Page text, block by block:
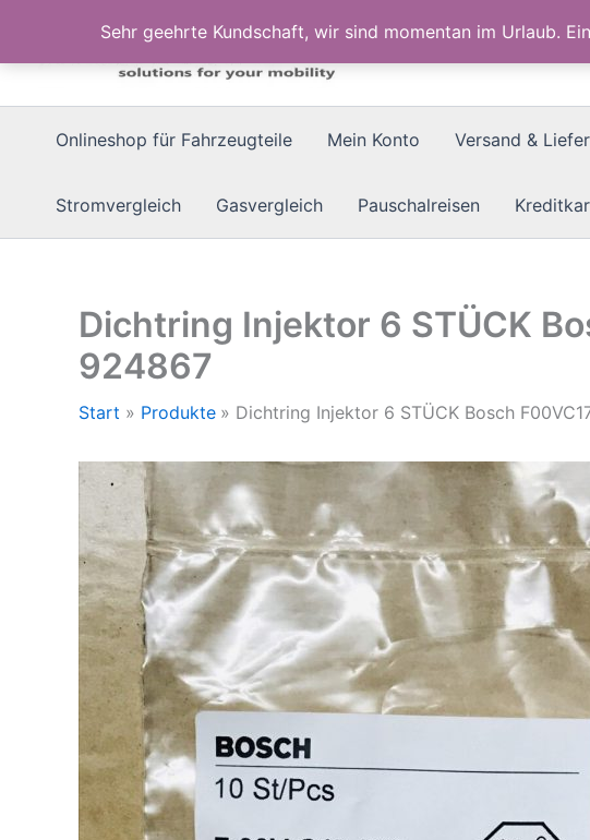
Sehr geehrte Kundschaft, wir sind momentan im Urlaub.
springen
Onlineshop für Fahrzeugteile Mein Konto Versand &
Stromvergleich Gasvergleich Pauschalreisen
Dichtring Injektor 6 STÜCK
924867
Start Produkte Dichtring Injektor 6 STÜCK Bosch